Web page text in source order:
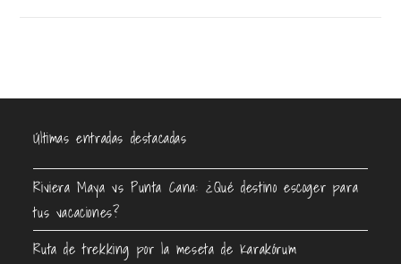
Últimas entradas destacadas
Riviera Maya vs Punta Cana: ¿Qué destino escoger para
tus vacaciones?
Ruta de trekking por la meseta de Karakórum